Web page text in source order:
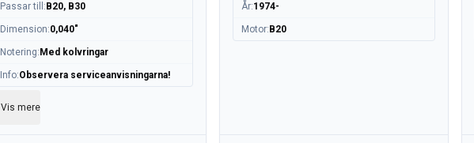
Passar till : B20, B30
Dimension:0,040"
Notering: Med kolvringar
Info:Observera serviceanvisningarna!
Vis mere
År:1974-
Motor: B20